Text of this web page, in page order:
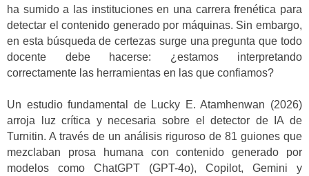
ha sumido a las instituciones en una carrera frenética para
detectar el contenido generado por máquinas. Sin embargo,
en esta búsqueda de certezas surge una pregunta que todo
docente debe hacerse: ¿estamos interpretando
correctamente las herramientas en las que confiamos?
Un estudio fundamental de Lucky E. Atamhenwan (2026)
arroja luz crítica y necesaria sobre el detector de IA de
Turnitin. A través de un análisis riguroso de 81 guiones que
mezclaban prosa humana con contenido generado por
modelos como ChatGPT (GPT-4o), Copilot, Gemini y